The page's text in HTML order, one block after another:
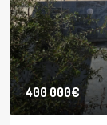
400 000€